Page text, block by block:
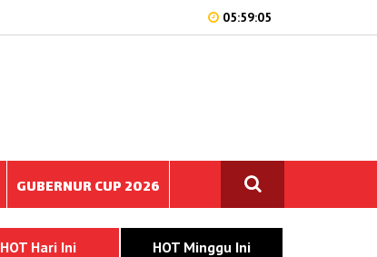
05:59:05
GUBERNUR CUP 2026
HOT Hari Ini HOT Minggu Ini